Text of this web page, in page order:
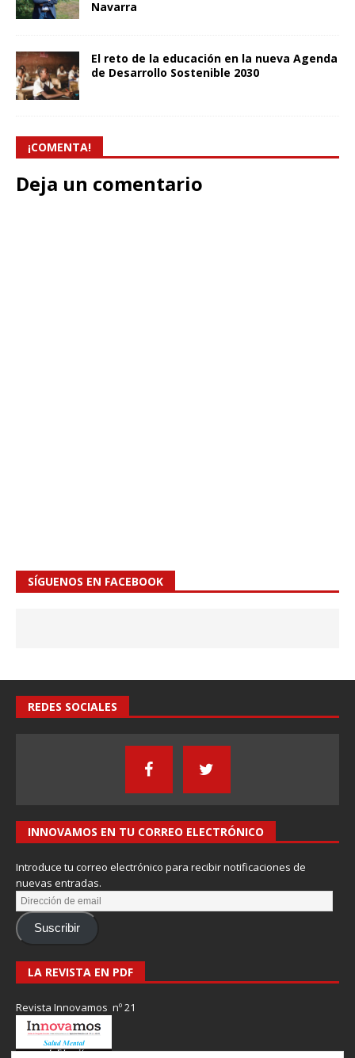
Navarra
El reto de la educación en la nueva Agenda
de Desarrollo Sostenible 2030
¡COMENTA!
Deja un comentario
SÍGUENOS EN FACEBOOK
REDES SOCIALES
INNOVAMOS EN TU CORREO ELECTRÓNICO
Introduce tu correo electrónico para recibir notificaciones de
nuevas entradas.
Suscribir
LA REVISTA EN PDF
Revista Innovamos nº 21